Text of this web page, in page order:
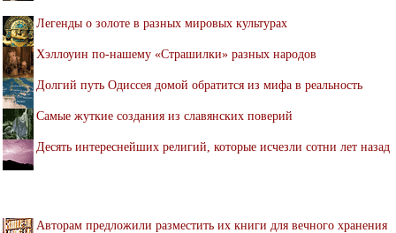
Легенды о золоте в разных мировых культурах
Хэллоуин по-нашему «Страшилки» разных народов
Долгий путь Одиссея домой обратится из мифа в реальность
Самые жуткие создания из славянских поверий
Десять интереснейших религий, которые исчезли сотни лет назад
Авторам предложили разместить их книги для вечного хранения